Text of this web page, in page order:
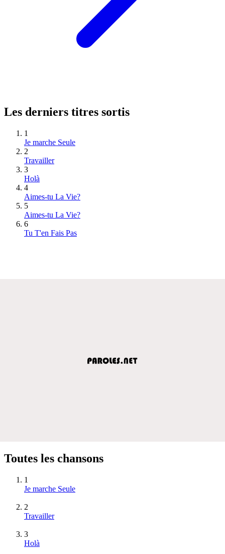
Les derniers titres sortis
1
Je marche Seule
2
Travailler
3
Holà
4
Aimes-tu La Vie?
5
Aimes-tu La Vie?
6
Tu T'en Fais Pas
Toutes les chansons
1
Je marche Seule
2
Travailler
3
Holà